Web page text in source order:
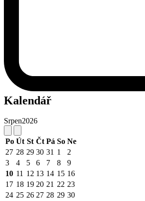
Kalendář
Srpen2026
Po Út St Čt Pá So Ne
27 28 29 30 31 1
2
3
4 5 6 7 8
9
10 11 12 13 14 15 16
17 18 19 20 21 22 23
24 25 26 27 28 29 30